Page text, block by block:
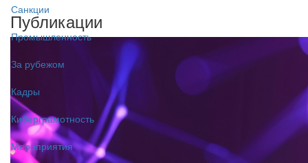
Санкции
Промышленность
За рубежом
Кадры
Киберграмотность
Мероприятия
Публикации